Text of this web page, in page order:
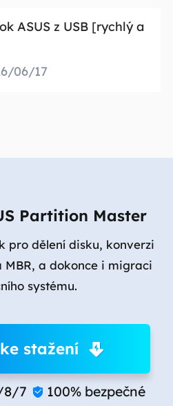
ASUS z USB [rychlý a
06/17
Partition Master
pro dělení disku, konverzi
MBR, a dokonce i migraci
systému.
stažení
8/7  100% bezpečné